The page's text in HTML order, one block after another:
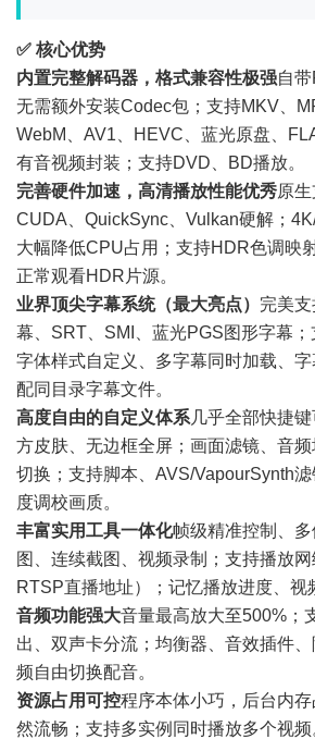
✅ 核心优势
内置完整解码器，格式兼容性极强自
无需额外安装Codec包；支持MKV、
WebM、AV1、HEVC、蓝光原盘、
有音视频封装；支持DVD、BD播放。
完善硬件加速，高清播放性能优秀原生
CUDA、QuickSync、Vulkan硬解；
大幅降低CPU占用；支持HDR色调映
正常观看HDR片源。
业界顶尖字幕系统（最大亮点） 完美
幕、SRT、SMI、蓝光PGS图形字幕；
字体样式自定义、多字幕同时加载、
配同目录字幕文件。
高度自由的自定义体系几乎全部快捷
方皮肤、无边框全屏；画面滤镜、音
切换；支持脚本、AVS/VapourSynth
度调校画质。
丰富实用工具一体化帧级精准控制、
图、连续截图、视频录制；支持播放网
RTSP直播地址）；记忆播放进度、视
音频功能强大音量最高放大至500%；
出、双声卡分流；均衡器、音效插件
频自由切换配音。
资源占用可控程序本体小巧，后台内
然流畅；支持多实例同时播放多个视频